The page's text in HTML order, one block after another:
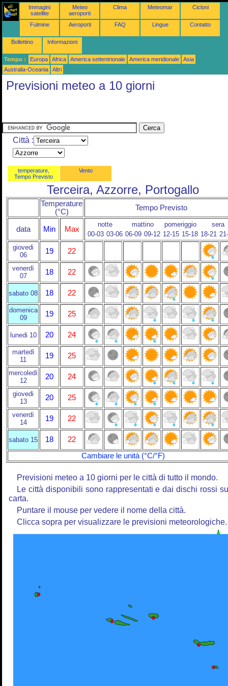
Immagini
satellite
Meteo
aeroporti
Clima Meteomar Cicloni
Fulmine Aeroporti FAQ Lingue Contatto
Bollettino Informazioni
Tempo : Europa Africa America settentrionale America meridionale
Asia
Australia-Oceania
Altri
Previsioni meteo a 10 giorni
Città :
temperature,
Tempo Previsto
Vento
Terceira, Azzorre, Portogallo
Temperature
(°C)
Tempo Previsto
data Min Max
notte mattino pomeriggio
sera
00-03 03-06 06-09 09-12 12-15 15-18 18-21
giovedi
06
19 22
venerdì
07
18 22
sabato 08 18 22
domenica
09
19 25
lunedi 10 20 24
martedì
11
19 25
mercoledì
12
20 24
giovedi
13
20 25
venerdì
14
19 22
sabato 15 18
22
Cambiare le unità (°C/°F)
Previsioni meteo a 10 giorni per le città di tutto il mondo.
Le città disponibili sono rappresentati e dai dischi rossi
carta.
Puntare il mouse per vedere il nome della città.
Clicca sopra per visualizzare le previsioni meteorologiche.